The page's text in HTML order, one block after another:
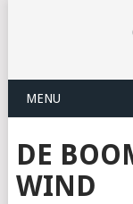
MENU
DE
WIND